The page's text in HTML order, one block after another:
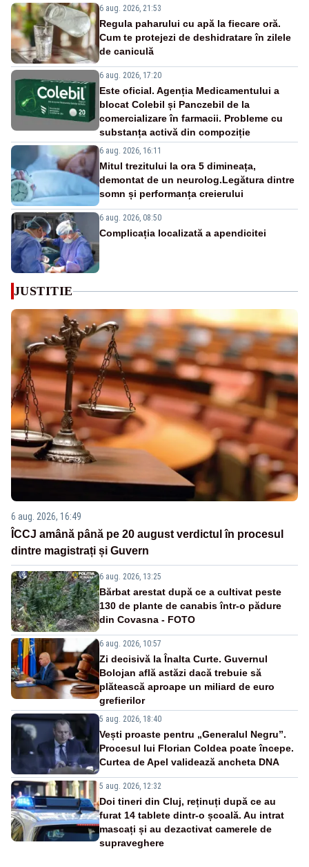
6 aug. 2026, 21:53
Regula paharului cu apă la fiecare oră.
Cum te protejezi de deshidratare în zilele
de caniculă
6 aug. 2026, 17:20
Este oficial. Agenția Medicamentului a
blocat Colebil și Panczebil de la
comercializare în farmacii. Probleme cu
substanța activă din compoziție
6 aug. 2026, 16:11
Mitul trezitului la ora 5 dimineața,
demontat de un neurolog.Legătura dintre
somn și performanța creierului
6 aug. 2026, 08:50
Complicația localizată a apendicitei
JUSTITIE
6 aug. 2026, 16:49
ÎCCJ amână până pe 20 august verdictul în procesul
dintre magistrați și Guvern
6 aug. 2026, 13:25
Bărbat arestat după ce a cultivat peste
130 de plante de canabis într-o pădure
din Covasna - FOTO
6 aug. 2026, 10:57
Zi decisivă la Înalta Curte. Guvernul
Bolojan află astăzi dacă trebuie să
plătească aproape un miliard de euro
grefierilor
5 aug. 2026, 18:40
Vești proaste pentru „Generalul Negru”.
Procesul lui Florian Coldea poate începe.
Curtea de Apel validează ancheta DNA
5 aug. 2026, 12:32
Doi tineri din Cluj, reținuți după ce au
furat 14 tablete dintr-o școală. Au intrat
mascați și au dezactivat camerele de
supraveghere